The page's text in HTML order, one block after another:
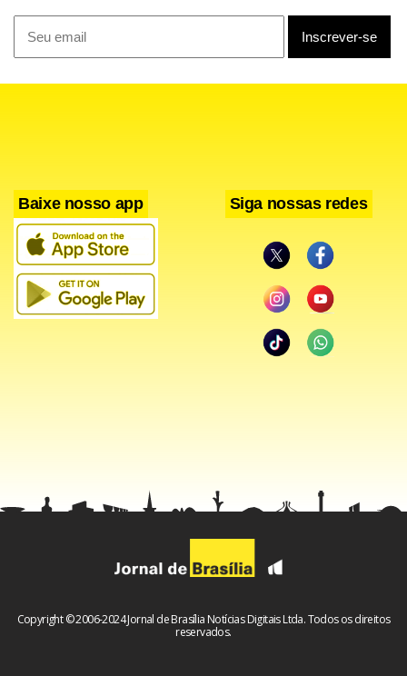
Baixe nosso app Siga nossas redes
Copyright © 2006-2024 Jornal de Brasília Notícias Digitais Ltda. Todos os direitos
reservados.